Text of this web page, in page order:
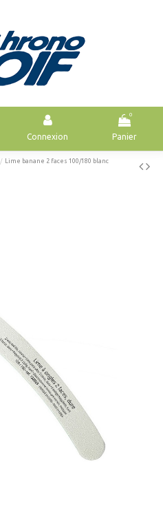
Connexion
0
Panier
Lime banane 2 faces 100/180 blanc